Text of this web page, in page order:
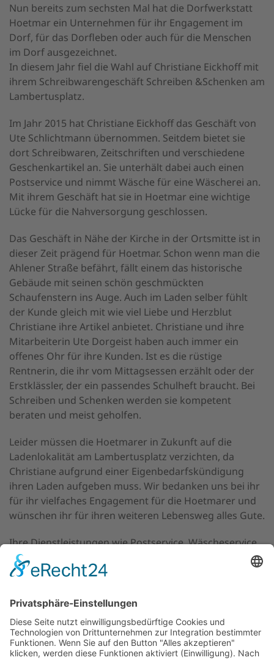
Nun bereits zum sechsten Mal hat die Dorfwerkstatt
Hoetmar ein Unternehmen für ihr Engagement im
Dorf, für das Dorfleben oder auch für die Menschen
im Dorf ausgezeichnet.
In diesem Jahr fiel die Wahl auf Christiane Eickhoff mit
ihrem Schreibwarengeschäft Schreiben &Schenken am
Lambertusplatz.
Im Jahr 2015 hat Christiane Eickhoff das Geschäft von
Ute Schlichtmann übernommen. Seitdem bietet sie
dort Schreibwaren, Zeitschriften und verschiedene
Geschenkartikel an. Sie unterhält dabei auch einen
Postservice und nimmt Wäsche für eine Wäscherei an.
Mit ihrem Geschäft hat sie in Hoetmar eine wichtige
Lücke für die Nahversorgung geschlossen.
Das Geschäft in Nähe der Kirche in der Ortsmitte ist in
dieser Zeit prägend für Hoetmar. Schon wenn man die
Ahlener Straße befährt, fällt einem das historische
Gebäude mit seinen schön geschmückten
Schaufenstern ins Auge. Auch im Laden selber fühlt
der Kunde gleich mit wie viel Liebe und Herzblut
Christiane ihre Artikel anbietet. Christiane und ihre
Mitarbeiterin Ute Dorgeist haben auch immer ein
offenes Ohr für ihre Kunden. Ist es die rüstige
Rentnerin, die ihr vom Mittagsessen erzählt oder der
Erstklässler, der ein passendes Schulheft braucht. Bei
Schreiben und Schenken werden sie kompetent
beraten und meist geholfen.
Leider müssen die Hoetmarer in Zukunft auf die
Ladenlokalität am Lambertusplatz verzichten, da
Christiane aufgrund einer Eigenbedarfskündigung
ihren Laden aufgeben muss. Wir bedanken uns bei ihr
für ihr vielfaches Engagement für die Hoetmarer und
wünschen ihr für ihren weiteren Lebensweg alles Gute.
Ihre Dienstleistungen wie Postservice, Wäscheservice
und Schreibwaren wird in Zukunft der Frischemarkt
übernehmen. Wir von der Dorfwerkstatt hoffen, dass
und es sich für den Frischmarkt zu einem weiteren
Standbein entwickelt.
Text Paul Schwienhorst, Foto: Dorfwerkstatt